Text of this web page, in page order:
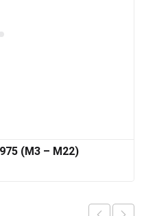
(M3 – M22)